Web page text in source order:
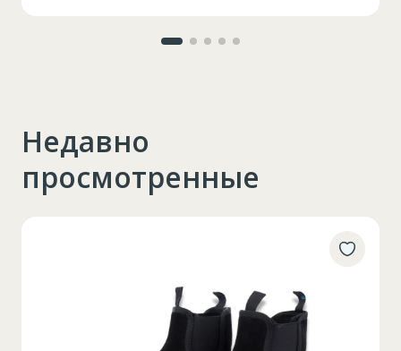
Недавно
просмотренные